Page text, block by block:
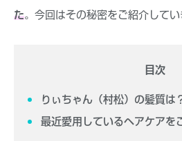
た。今回はその秘密をご紹介してい
目次
りぃちゃん（村松）の髪質は
最近愛用しているヘアケアを